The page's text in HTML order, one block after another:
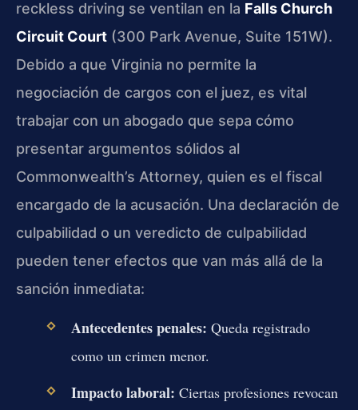
reckless driving se ventilan en la Falls Church
Circuit Court (300 Park Avenue, Suite 151W).
Debido a que Virginia no permite la
negociación de cargos con el juez, es vital
trabajar con un abogado que sepa cómo
presentar argumentos sólidos al
Commonwealth’s Attorney, quien es el fiscal
encargado de la acusación. Una declaración de
culpabilidad o un veredicto de culpabilidad
pueden tener efectos que van más allá de la
sanción inmediata:
Antecedentes penales: Queda registrado
como un crimen menor.
Impacto laboral: Ciertas profesiones revocan